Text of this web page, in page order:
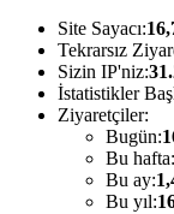
Site Sayacı:
Tekrarsız
Sizin IP'niz:
İstatistikler
Ziyaretçiler:
Bugün:
Bu hafta:
Bu ay:
Bu yıl: